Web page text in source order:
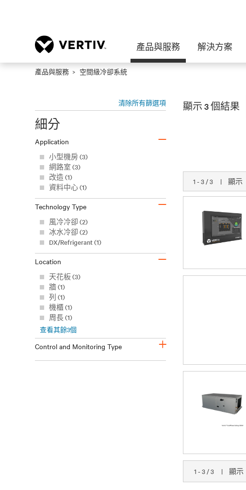
產品與服務 解決方案
產品與服務 空間級冷卻系統
清除所有篩選項
細分
Application –
小型機房 (3)
網路室 (3)
改造 (1)
資料中心 (1)
Technology Type –
風冷冷卻 (2)
冰水冷卻 (2)
DX/Refrigerant (1)
Location –
天花板 (3)
牆 (1)
列 (1)
機櫃 (1)
周長 (1)
查看其餘3個
Control and Monitoring Type +
顯示 3 個結果
1 - 3 / 3 | 顯示
1 - 3 / 3 | 顯示